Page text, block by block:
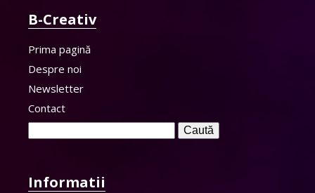
B-Creativ
Prima pagină
Despre noi
Newsletter
Contact
Informatii